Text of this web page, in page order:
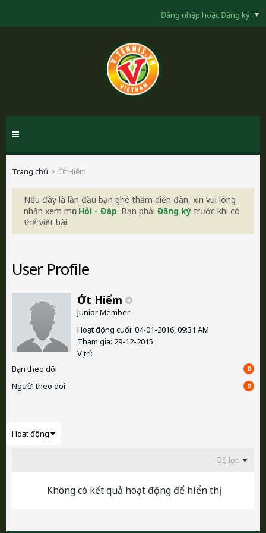
Đăng nhập hoặc Đăng ký
Trang chủ Ớt Hiểm
Nếu đây là lần đầu bạn ghé thăm diễn đàn, xin vui lòng
nhấn xem mục Hỏi - Đáp. Bạn phải Đăng ký trước khi có
thể viết bài.
User Profile
Ớt Hiểm
Junior Member
Hoạt động cuối: 04-01-2016, 09:31 AM
Tham gia: 29-12-2015
Vị trí:
Bạn theo dõi
0
Người theo dõi 0
Bộ lọc
Không có kết quả hoạt động để hiển thị